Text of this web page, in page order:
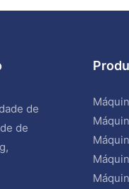
de
de